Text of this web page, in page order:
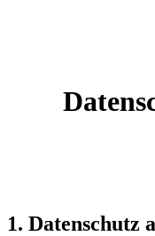
1. Datenschutz